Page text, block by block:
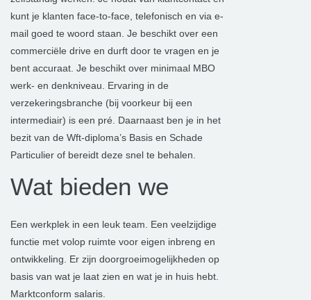
kunt je klanten face-to-face, telefonisch en via e-
mail goed te woord staan. Je beschikt over een
commerciële drive en durft door te vragen en je
bent accuraat. Je beschikt over minimaal MBO
werk- en denkniveau. Ervaring in de
verzekeringsbranche (bij voorkeur bij een
intermediair) is een pré. Daarnaast ben je in het
bezit van de Wft-diploma’s Basis en Schade
Particulier of bereidt deze snel te behalen.
Wat bieden we
Een werkplek in een leuk team. Een veelzijdige
functie met volop ruimte voor eigen inbreng en
ontwikkeling. Er zijn doorgroeimogelijkheden op
basis van wat je laat zien en wat je in huis hebt.
Marktconform salaris.